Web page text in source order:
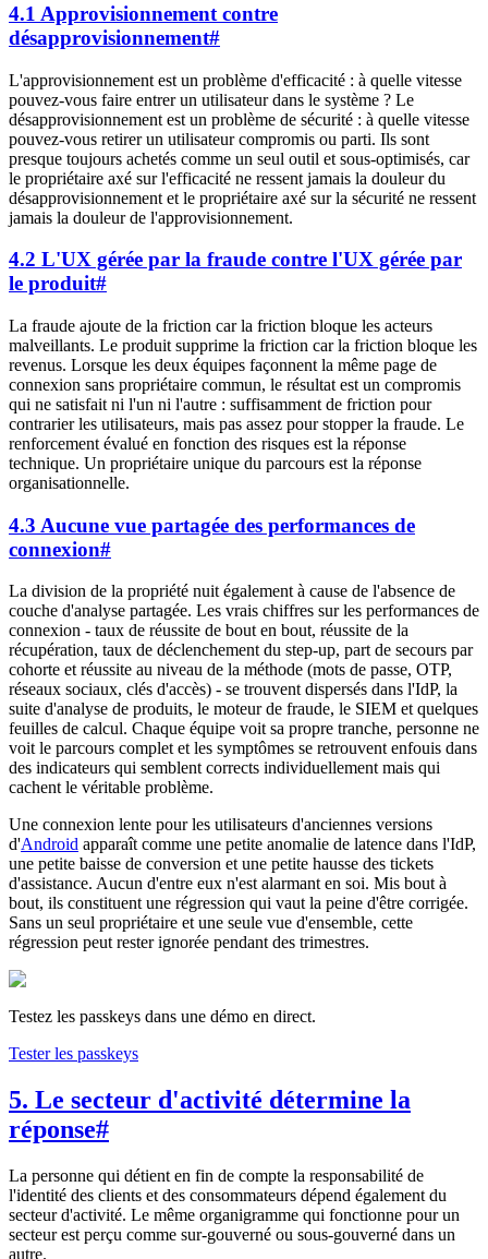
4.1 Approvisionnement contre
désapprovisionnement#
L'approvisionnement est un problème d'efficacité : à quelle vitesse
pouvez-vous faire entrer un utilisateur dans le système ? Le
désapprovisionnement est un problème de sécurité : à quelle vitesse
pouvez-vous retirer un utilisateur compromis ou parti. Ils sont
presque toujours achetés comme un seul outil et sous-optimisés, car
le propriétaire axé sur l'efficacité ne ressent jamais la douleur du
désapprovisionnement et le propriétaire axé sur la sécurité ne ressent
jamais la douleur de l'approvisionnement.
4.2 L'UX gérée par la fraude contre l'UX gérée par
le produit#
La fraude ajoute de la friction car la friction bloque les acteurs
malveillants. Le produit supprime la friction car la friction bloque les
revenus. Lorsque les deux équipes façonnent la même page de
connexion sans propriétaire commun, le résultat est un compromis
qui ne satisfait ni l'un ni l'autre : suffisamment de friction pour
contrarier les utilisateurs, mais pas assez pour stopper la fraude. Le
renforcement évalué en fonction des risques est la réponse
technique. Un propriétaire unique du parcours est la réponse
organisationnelle.
4.3 Aucune vue partagée des performances de
connexion#
La division de la propriété nuit également à cause de l'absence de
couche d'analyse partagée. Les vrais chiffres sur les performances de
connexion - taux de réussite de bout en bout, réussite de la
récupération, taux de déclenchement du step-up, part de secours par
cohorte et réussite au niveau de la méthode (mots de passe, OTP,
réseaux sociaux, clés d'accès) - se trouvent dispersés dans l'IdP, la
suite d'analyse de produits, le moteur de fraude, le SIEM et quelques
feuilles de calcul. Chaque équipe voit sa propre tranche, personne ne
voit le parcours complet et les symptômes se retrouvent enfouis dans
des indicateurs qui semblent corrects individuellement mais qui
cachent le véritable problème.
Une connexion lente pour les utilisateurs d'anciennes versions
d'Android apparaît comme une petite anomalie de latence dans l'IdP,
une petite baisse de conversion et une petite hausse des tickets
d'assistance. Aucun d'entre eux n'est alarmant en soi. Mis bout à
bout, ils constituent une régression qui vaut la peine d'être corrigée.
Sans un seul propriétaire et une seule vue d'ensemble, cette
régression peut rester ignorée pendant des trimestres.
Testez les passkeys dans une démo en direct.
Tester les passkeys
5. Le secteur d'activité détermine la
réponse#
La personne qui détient en fin de compte la responsabilité de
l'identité des clients et des consommateurs dépend également du
secteur d'activité. Le même organigramme qui fonctionne pour un
secteur est perçu comme sur-gouverné ou sous-gouverné dans un
autre.